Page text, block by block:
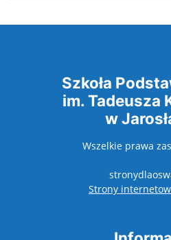
Szkoła
im. Tadeusza
w
Wszelkie prawa
Strony